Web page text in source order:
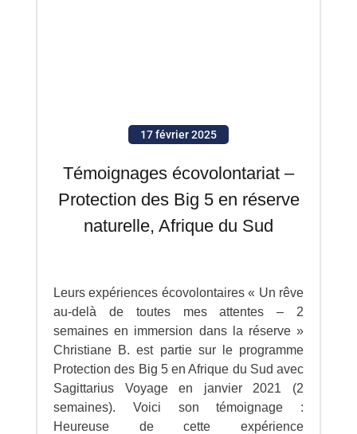
17 février 2025
Témoignages écovolontariat –
Protection des Big 5 en réserve
naturelle, Afrique du Sud
Leurs expériences écovolontaires « Un rêve
au-delà de toutes mes attentes – 2
semaines en immersion dans la réserve »
Christiane B. est partie sur le programme
Protection des Big 5 en Afrique du Sud avec
Sagittarius Voyage en janvier 2021 (2
semaines). Voici son témoignage :
Heureuse de cette expérience